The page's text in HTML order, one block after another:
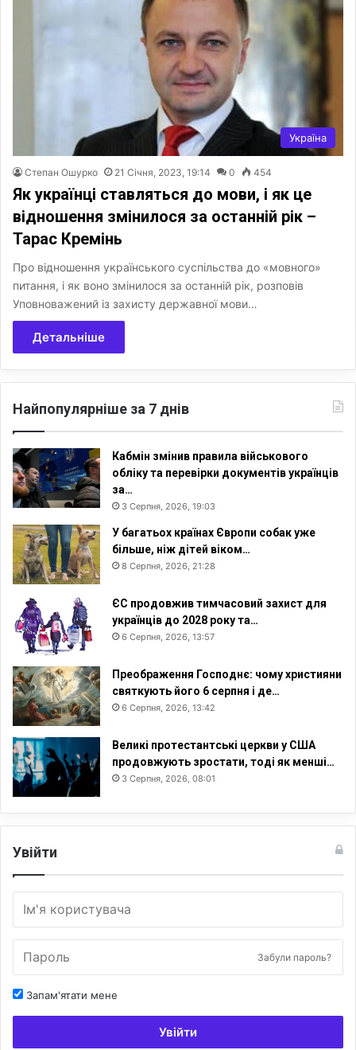
Україна
Степан Ошурко 21 Січня, 2023, 19:14 0 454
Як українці ставляться до мови, і як це
відношення змінилося за останній рік –
Тарас Кремінь
Про відношення українського суспільства до «мовного»
питання, і як воно змінилося за останній рік, розповів
Уповноважений із захисту державної мови…
Детальніше
Найпопулярніше за 7 днів
Кабмін змінив правила військового
обліку та перевірки документів українців
за…
3 Серпня, 2026, 19:03
У багатьох країнах Європи собак уже
більше, ніж дітей віком…
8 Серпня, 2026, 21:28
ЄС продовжив тимчасовий захист для
українців до 2028 року та…
6 Серпня, 2026, 13:57
Преображення Господнє: чому християни
святкують його 6 серпня і де…
6 Серпня, 2026, 13:42
Великі протестантські церкви у США
продовжують зростати, тоді як менші…
3 Серпня, 2026, 08:01
Увійти
Забули пароль?
Запам'ятати мене
Увійти